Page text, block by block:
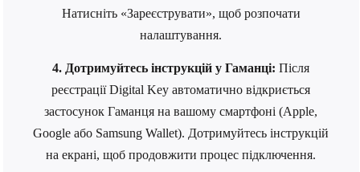
Натисніть «Зареєструвати», щоб розпочати
налаштування.
4. Дотримуйтесь інструкцій у Гаманці: Після
реєстрації Digital Key автоматично відкриється
застосунок Гаманця на вашому смартфоні (Apple,
Google або Samsung Wallet). Дотримуйтесь інструкцій
на екрані, щоб продовжити процес підключення.